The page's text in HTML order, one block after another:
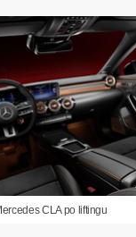
CLA po liftingu